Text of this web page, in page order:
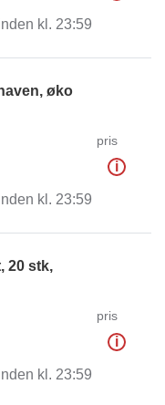
kl. 23:59
øko
pris
i
kl. 23:59
20 stk,
pris
i
kl. 23:59